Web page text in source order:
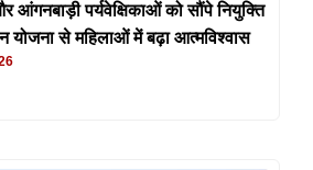
आंगनबाड़ी पर्यवेक्षिकाओं को सौंपे नियुक्ति
योजना से महिलाओं में बढ़ा आत्मविश्वास